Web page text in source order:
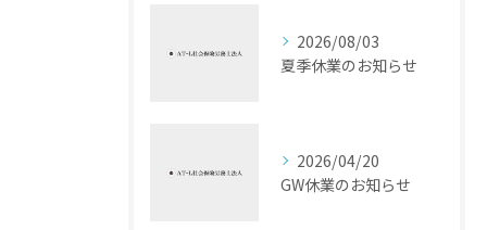
2026/08/03
夏季休業のお知らせ
2026/04/20
GW休業のお知らせ